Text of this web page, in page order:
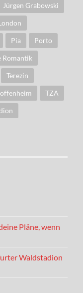
Jürgen Grabowski
Pia Porto
Romantik
Terezin
TZA
Pläne, wenn
Waldstadion